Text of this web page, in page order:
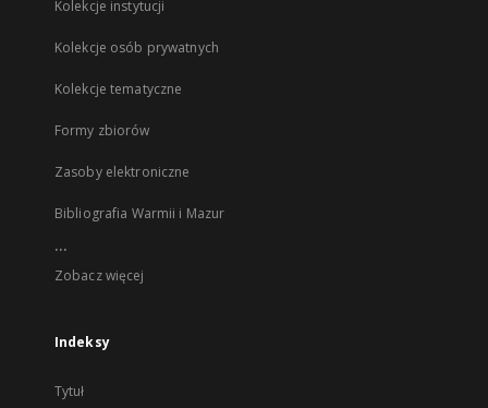
Kolekcje instytucji
Kolekcje osób prywatnych
Kolekcje tematyczne
Formy zbiorów
Zasoby elektroniczne
Bibliografia Warmii i Mazur
...
Zobacz więcej
Indeksy
Tytuł